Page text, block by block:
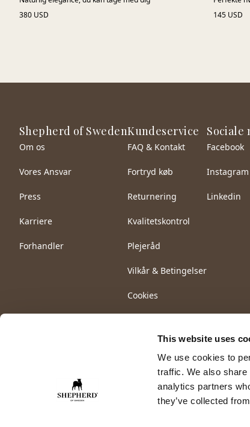
This website uses
We use cookies to
traffic. We also
analytics partners
they’ve collected
380 USD
145 USD
Shepherd of Sweden
Om os
Vores Ansvar
Press
Karriere
Forhandler
Kundeservice
FAQ & Kontakt
Fortryd køb
Returnering
Kvalitetskontrol
Plejeråd
Vilkår & Betingelser
Cookies
Sociale
Facebook
Instagram
Linkedin